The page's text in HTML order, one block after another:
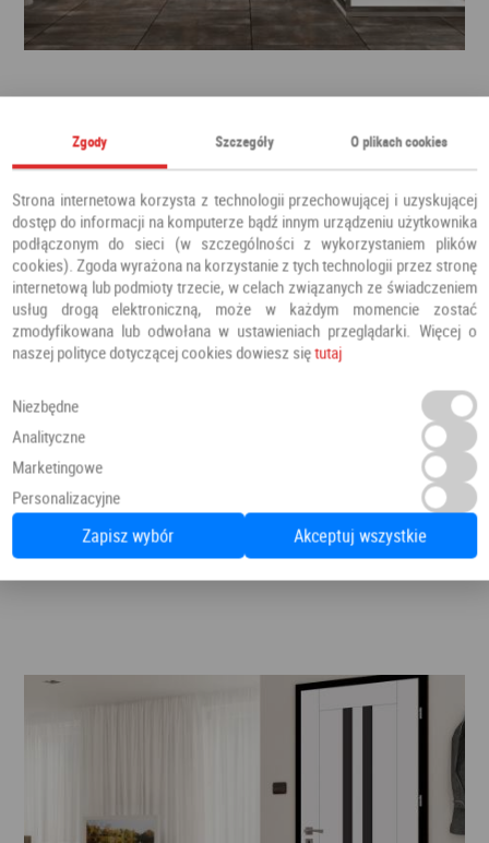
Zgody Szczegóły O plikach cookies
Strona internetowa korzysta z technologii przechowującej i uzyskującej
dostęp do informacji na komputerze bądź innym urządzeniu użytkownika
podłączonym do sieci (w szczególności z wykorzystaniem plików
cookies). Zgoda wyrażona na korzystanie z tych technologii przez stronę
internetową lub podmioty trzecie, w celach związanych ze świadczeniem
usług drogą elektroniczną, może w każdym momencie zostać
zmodyfikowana lub odwołana w ustawieniach przeglądarki. Więcej o
naszej polityce dotyczącej cookies dowiesz siętutaj
Niezbędne
Analityczne
Marketingowe
Personalizacyjne
Zapisz wybór Akceptuj wszystkie